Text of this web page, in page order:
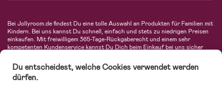
Bei Jollyroom.de findest Du eine tolle Auswahl an Produkten für Familien mit
Kindern. Bei uns kannst Du schnell, einfach und stets zu niedrigen Preisen
einkaufen. Mit freiwilligem 365-Tage-Rückgaberecht und einem sehr
kompetenten Kundenservice kannst Du Dich beim Einkauf bei uns sicher
Autositze, Kinder- und Babymode, Produkte für Mütter und eine Menge
fantastischer Einrichtungsgegenstände, Spielsachen, Babyprodukte und
vieles mehr. Wir haben Produkte von bekannten Herstellern wie Britax, Maxi-
Du entscheidest, welche Cookies verwendet werden
dürfen.